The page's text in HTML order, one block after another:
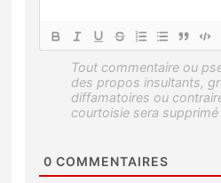
0 COMMENTAIRES